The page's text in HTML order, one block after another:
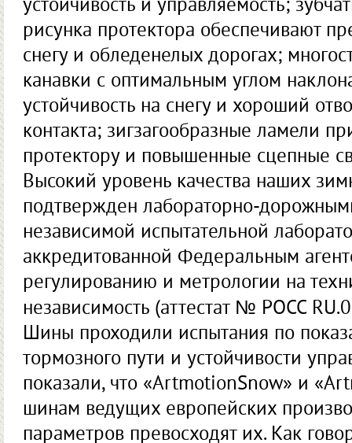
устойчивость и управляемость;
рисунка протектора обеспечивают
снегу и обледенелых дорогах;
канавки с оптимальным углом
устойчивость на снегу и хороший
контакта; зигзагообразные ламели
протектору и повышенные сцепные
Высокий уровень качества наших
подтвержден лабораторно-
независимой испытательной
аккредитованной Федеральным
регулированию и метрологии на
независимость (аттестат № РОСС
Шины проходили испытания по
тормозного пути и устойчивости
показали, что «ArtmotionSnow» и
шинам ведущих европейских
параметров превосходят их. Как